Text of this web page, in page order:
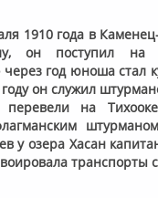
1910 года в
он поступил на
через год юноша стал
он служил
на
у озера Хасан
транспорты